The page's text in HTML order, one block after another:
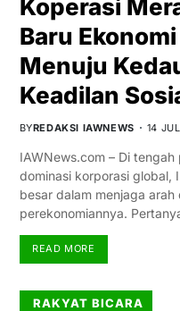
Koperasi
Baru
Menuju
Keadilan
BYREDAKSI IAWNEWS 14
IAWNews.com – Di
dominasi korporasi global,
besar dalam menjaga
perekonomiannya.
READ MORE
RAKYAT BICARA